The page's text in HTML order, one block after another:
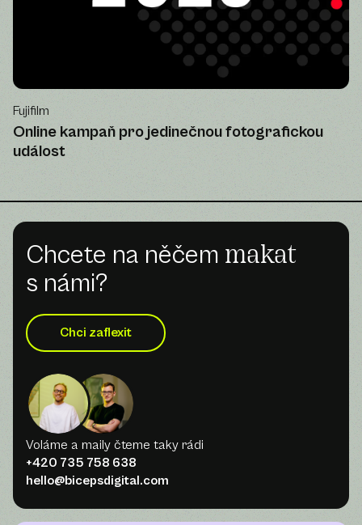
Fujifilm
Online kampaň pro jedinečnou fotografickou
událost
Chcete na něčem makat
s námi?
Chci zaflexit
Voláme a maily čteme taky rádi
+420 735 758 638
hello@bicepsdigital.com